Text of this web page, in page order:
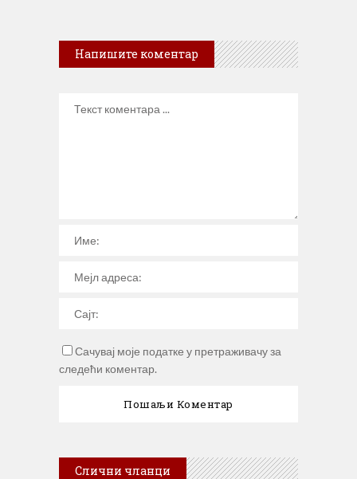
Напишите коментар
Сачувај моје податке у претраживачу за
следећи коментар.
Слични чланци